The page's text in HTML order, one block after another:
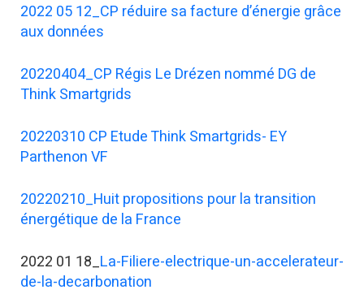
2022 05 12_CP réduire sa facture d’énergie grâce
aux données
20220404_CP Régis Le Drézen nommé DG de
Think Smartgrids
20220310 CP Etude Think Smartgrids- EY
Parthenon VF
20220210_Huit propositions pour la transition
énergétique de la France
2022 01 18_La-Filiere-electrique-un-accelerateur-
de-la-decarbonation